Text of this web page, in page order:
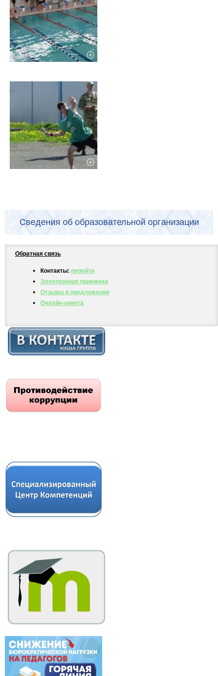
Сведения об образовательной организации
Обратная связь
Контакты: перейти
Электронная приемная
Отзывы и предложения
Онлайн-анкета